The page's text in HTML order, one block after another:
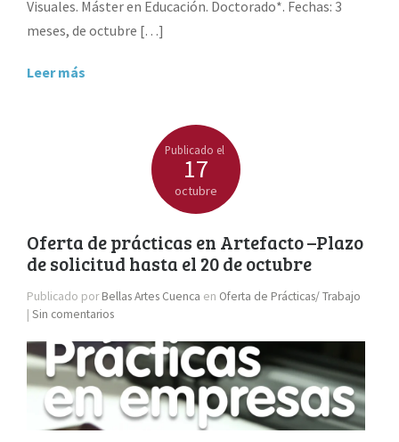
Visuales. Máster en Educación. Doctorado*. Fechas: 3
meses, de octubre […]
Leer más
Publicado el
17
octubre
Oferta de prácticas en Artefacto –Plazo
de solicitud hasta el 20 de octubre
Publicado porBellas Artes Cuenca en Oferta de Prácticas/ Trabajo
|Sin comentarios